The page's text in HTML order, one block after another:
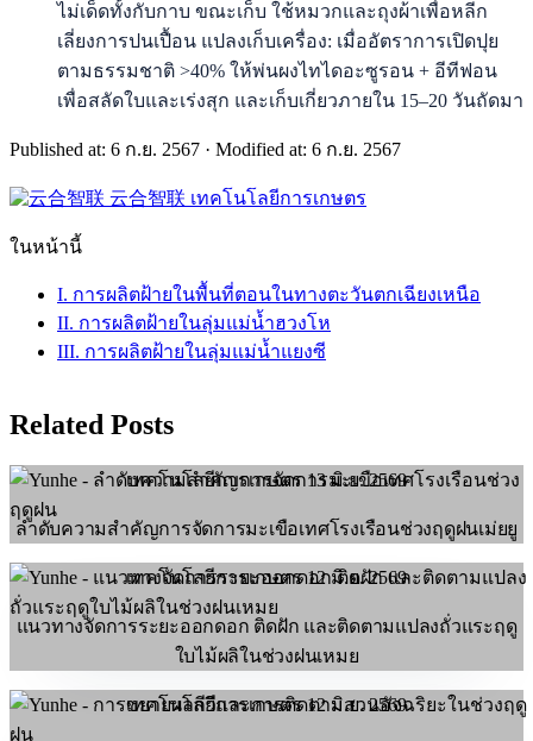
ไม่เด็ดทั้งกับกาบ ขณะเก็บ ใช้หมวกและถุงผ้าเพื่อหลีก
เลี่ยงการปนเปื้อน แปลงเก็บเครื่อง: เมื่ออัตราการเปิดปุย
ตามธรรมชาติ >40% ให้พ่นผงไทไดอะซูรอน + อีทีฟอน
เพื่อสลัดใบและเร่งสุก และเก็บเกี่ยวภายใน 15–20 วันถัดมา
Published at: 6 ก.ย. 2567 · Modified at: 6 ก.ย. 2567
云合智联 เทคโนโลยีการเกษตร
ในหน้านี้
I. การผลิตฝ้ายในพื้นที่ตอนในทางตะวันตกเฉียงเหนือ
II. การผลิตฝ้ายในลุ่มแม่น้ำฮวงโห
III. การผลิตฝ้ายในลุ่มแม่น้ำแยงซี
Related Posts
เทคโนโลยีการเกษตร 13 มิ.ย. 2569
ลำดับความสำคัญการจัดการมะเขือเทศโรงเรือนช่วงฤดูฝนเม่ยยู
เทคโนโลยีการเกษตร 12 มิ.ย. 2569
แนวทางจัดการระยะออกดอก ติดฝัก และติดตามแปลงถั่วแระฤดู
ใบไม้ผลิในช่วงฝนเหมย
เทคโนโลยีการเกษตร 12 มิ.ย. 2569